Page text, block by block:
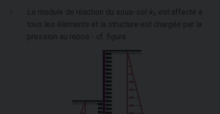
Le module de réaction du sous-sol kh est affecté à
tous les éléments et la structure est chargée par la
pression au repos - cf. figure :